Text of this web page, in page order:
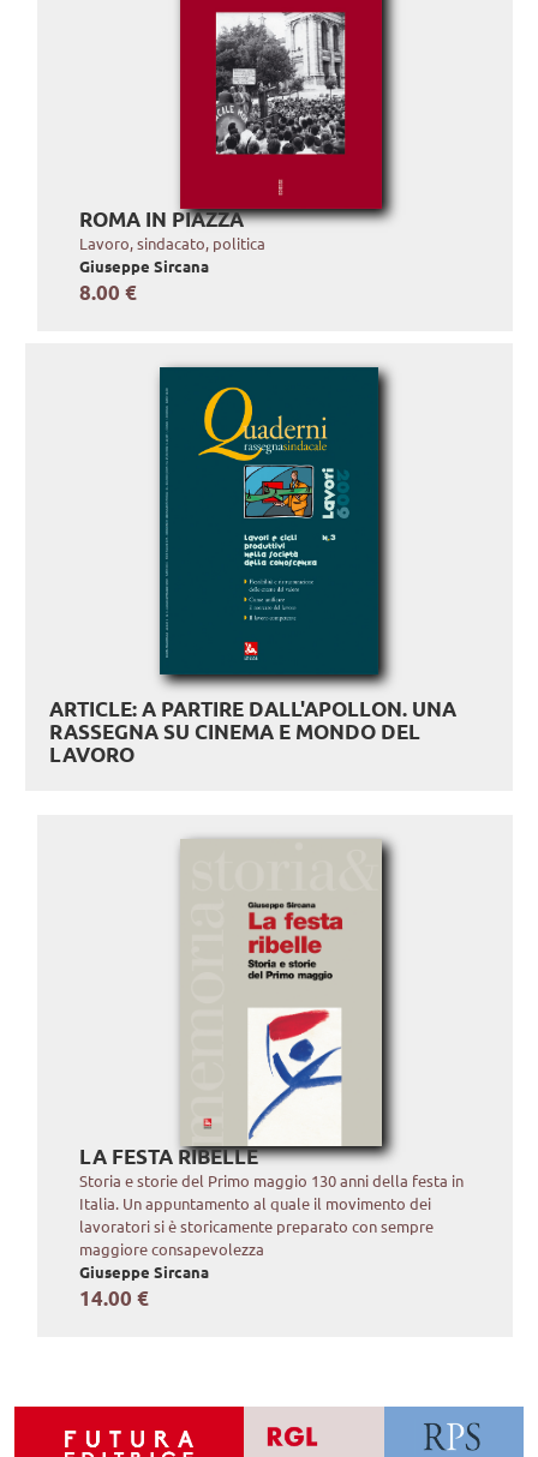
ROMA IN PIAZZA
Lavoro, sindacato, politica
Giuseppe Sircana
8.00 €
ARTICLE: A PARTIRE DALL'APOLLON. UNA
RASSEGNA SU CINEMA E MONDO DEL
LAVORO
LA FESTA RIBELLE
Storia e storie del Primo maggio 130 anni della festa in
Italia. Un appuntamento al quale il movimento dei
lavoratori si è storicamente preparato con sempre
maggiore consapevolezza
Giuseppe Sircana
14.00 €